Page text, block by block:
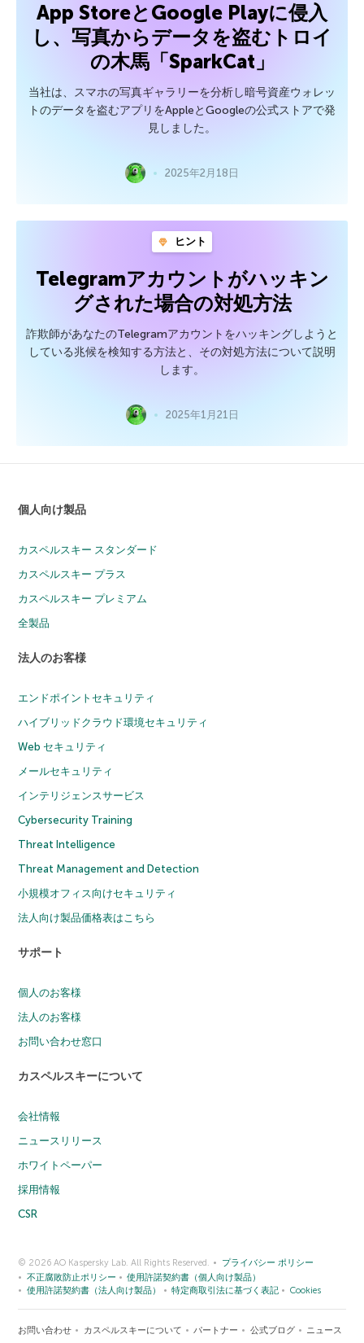
App StoreとGoogle Playに侵入
し、写真からデータを盗むトロイ
の木馬「SparkCat」
当社は、スマホの写真ギャラリーを分析し暗号資産ウォレッ
トのデータを盗むアプリをAppleとGoogleの公式ストアで発
見しました。
2025年2月18日
ヒント
Telegramアカウントがハッキン
グされた場合の対処方法
詐欺師があなたのTelegramアカウントをハッキングしようと
している兆候を検知する方法と、その対処方法について説明
します。
2025年1月21日
個人向け製品
カスペルスキー スタンダード
カスペルスキー プラス
カスペルスキー プレミアム
全製品
法人のお客様
エンドポイントセキュリティ
ハイブリッドクラウド環境セキュリティ
Web セキュリティ
メールセキュリティ
インテリジェンスサービス
Cybersecurity Training
Threat Intelligence
Threat Management and Detection
小規模オフィス向けセキュリティ
法人向け製品価格表はこちら
サポート
個人のお客様
法人のお客様
お問い合わせ窓口
カスペルスキーについて
会社情報
ニュースリリース
ホワイトペーパー
採用情報
CSR
© 2026 AO Kaspersky Lab. All Rights Reserved.
プライバシー ポリシー
不正腐敗防止ポリシー
使用許諾契約書（個人向け製品）
使用許諾契約書（法人向け製品）
特定商取引法に基づく表記 Cookies
お問い合わせ カスペルスキーについて パートナー 公式ブログ ニュース